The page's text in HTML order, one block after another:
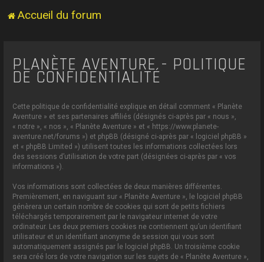
Accueil du forum
PLANÈTE AVENTURE - POLITIQUE
DE CONFIDENTIALITÉ
Cette politique de confidentialité explique en détail comment « Planète
Aventure » et ses partenaires affiliés (désignés ci-après par « nous »,
« notre », « nos », « Planète Aventure » et « https://www.planete-
aventure.net/forums ») et phpBB (désigné ci-après par « logiciel phpBB »
et « phpBB Limited ») utilisent toutes les informations collectées lors
des sessions d’utilisation de votre part (désignées ci-après par « vos
informations »).
Vos informations sont collectées de deux manières différentes.
Premièrement, en naviguant sur « Planète Aventure », le logiciel phpBB
génèrera un certain nombre de cookies qui sont de petits fichiers
téléchargés temporairement par le navigateur internet de votre
ordinateur. Les deux premiers cookies ne contiennent qu’un identifiant
utilisateur et un identifiant anonyme de session qui vous sont
automatiquement assignés par le logiciel phpBB. Un troisième cookie
sera créé lors de votre navigation sur les sujets de « Planète Aventure »,